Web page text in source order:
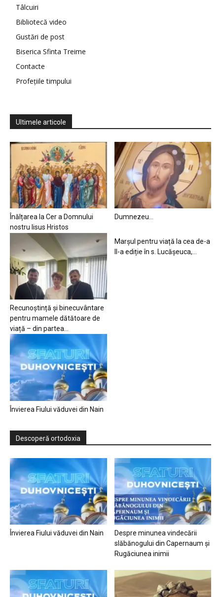
Tâlcuiri
Bibliotecă video
Gustări de post
Biserica Sfinta Treime
Contacte
Profețiile timpului
Ultimele articole
Înălțarea la Cer a Domnului
nostru Iisus Hristos
Dumnezeu…
Recunoștință și binecuvântare
pentru mamele dătătoare de
viață – din partea...
Marșul pentru viață la cea de-a
II-a ediție în s. Lucășeuca,...
Învierea Fiului văduvei din Nain
Descoperă ortodoxia
Învierea Fiului văduvei din Nain
Despre minunea vindecării
slăbănogului din Capernaum și
Rugăciunea inimii